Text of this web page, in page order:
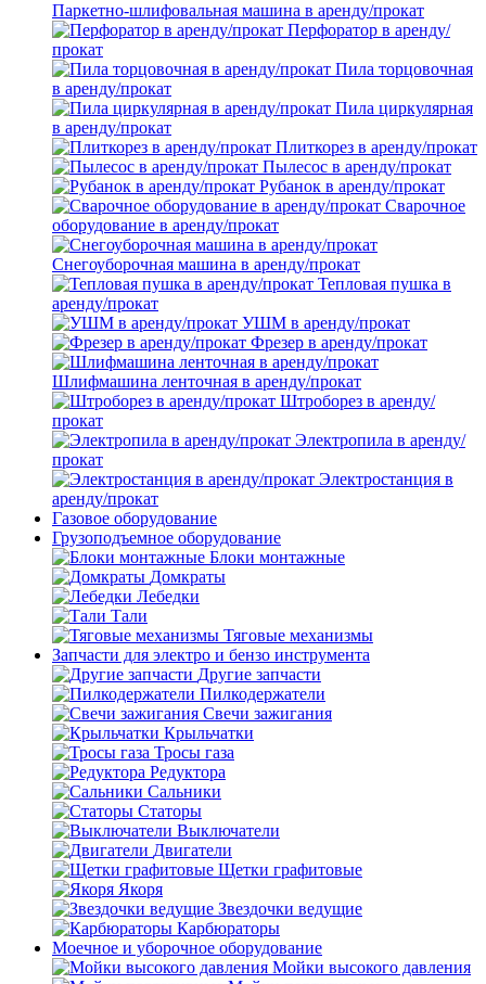
Паркетно-шлифовальная машина в аренду/прокат
Перфоратор в аренду/
прокат
Пила торцовочная
в аренду/прокат
Пила циркулярная
в аренду/прокат
Плиткорез в аренду/прокат
Пылесос в аренду/прокат
Рубанок в аренду/прокат
Сварочное
оборудование в аренду/прокат
Снегоуборочная машина в аренду/прокат
Тепловая пушка в
аренду/прокат
УШМ в аренду/прокат
Фрезер в аренду/прокат
Шлифмашина ленточная в аренду/прокат
Штроборез в аренду/
прокат
Электропила в аренду/
прокат
Электростанция в
аренду/прокат
Газовое оборудование
Грузоподъемное оборудование
Блоки монтажные
Домкраты
Лебедки
Тали
Тяговые механизмы
Запчасти для электро и бензо инструмента
Другие запчасти
Пилкодержатели
Свечи зажигания
Крыльчатки
Тросы газа
Редуктора
Сальники
Статоры
Выключатели
Двигатели
Щетки графитовые
Якоря
Звездочки ведущие
Карбюраторы
Моечное и уборочное оборудование
Мойки высокого давления